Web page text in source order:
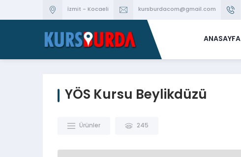
İzmit - Kocaeli kursburdacom@gmail.com
ANASAYFA
YÖS Kursu Beylikdüzü
Ürünler 245